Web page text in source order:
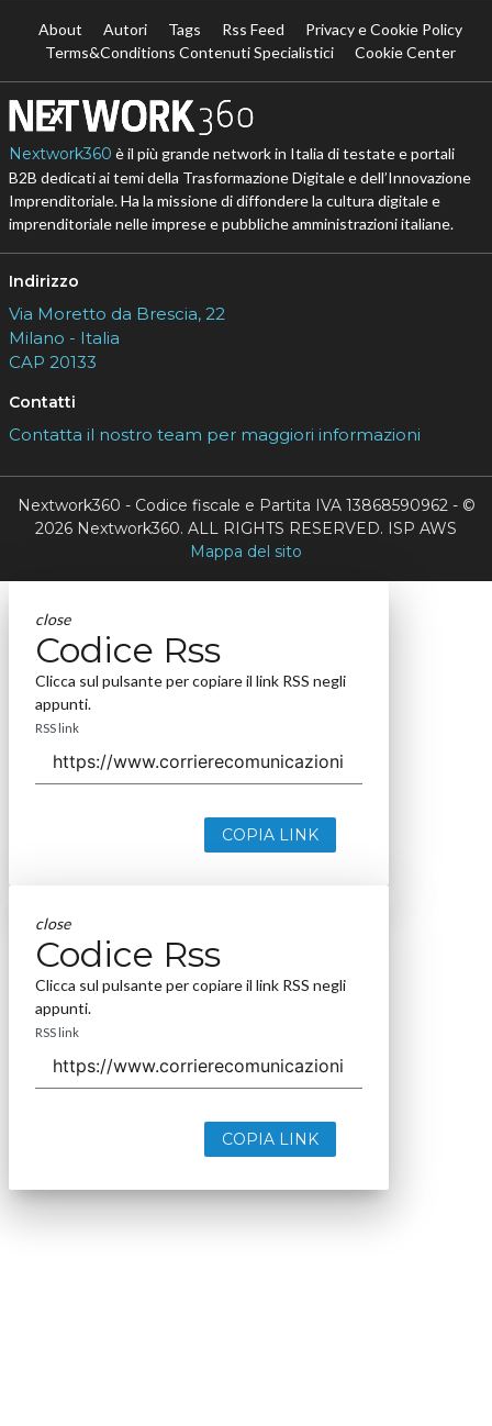
About Autori Tags Rss Feed
Privacy e Cookie Policy
Terms&Conditions Contenuti Specialistici
Cookie Center
Nextwork360 è il più grande network in Italia di testate e portali
B2B dedicati ai temi della Trasformazione Digitale e dell’Innovazione
Imprenditoriale. Ha la missione di diffondere la cultura digitale e
imprenditoriale nelle imprese e pubbliche amministrazioni italiane.
Indirizzo
Via Moretto da Brescia, 22
Milano - Italia
CAP 20133
Contatti
Contatta il nostro team per maggiori informazioni
Nextwork360 - Codice fiscale e Partita IVA 13868590962 - ©
2026 Nextwork360. ALL RIGHTS RESERVED. ISP AWS
Mappa del sito
close
Codice Rss
Clicca sul pulsante per copiare il link RSS negli
appunti.
RSS link
COPIA LINK
close
Codice Rss
Clicca sul pulsante per copiare il link RSS negli
appunti.
RSS link
COPIA LINK